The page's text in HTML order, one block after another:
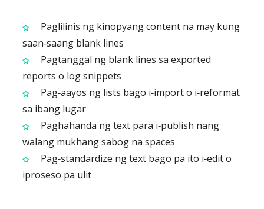
Paglilinis ng kinopyang content na may kung
saan‑saang blank lines
Pagtanggal ng blank lines sa exported
reports o log snippets
Pag‑aayos ng lists bago i‑import o i‑reformat
sa ibang lugar
Paghahanda ng text para i‑publish nang
walang mukhang sabog na spaces
Pag‑standardize ng text bago pa ito i‑edit o
iproseso pa ulit